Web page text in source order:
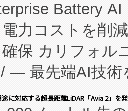
イオ医薬品製造
バッチ施設の
ライチェーン
性が高く、持
活用した現地生
Battery
力コストを削
保 カリフォル
— 最先端AI技術
アンド：本社
に対応する超長距離LiDAR「Avia 2」を